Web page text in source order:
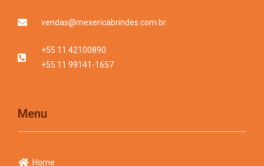
vendas@mexericabrindes.com.br
+55 11 42100890
+55 11 99141-1657
Menu
Home